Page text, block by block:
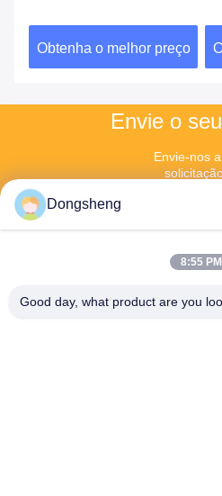
Obtenha o melhor preço
Envie o
Envie-nos
Dongsheng
8:55 PM
Good day, what product are you